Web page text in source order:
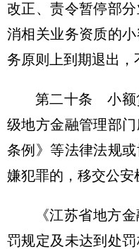
改正、责令暂停部
消相关业务资质的
务原则上到期退出，
第二十条 小额
级地方金融管理部
条例》等法律法规
嫌犯罪的，移交公安
《江苏省地方
罚规定及未达到处